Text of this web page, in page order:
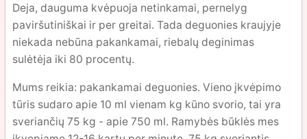
Deja, dauguma kvėpuoja netinkamai, pernelyg
paviršutiniškai ir per greitai. Tada deguonies kraujyje
niekada nebūna pakankamai, riebalų deginimas
sulėtėja iki 80 procentų.
Mums reikia: pakankamai deguonies. Vieno įkvėpimo
tūris sudaro apie 10 ml vienam kg kūno svorio, tai yra
sveriančių 75 kg - apie 750 ml. Ramybės būklės mes